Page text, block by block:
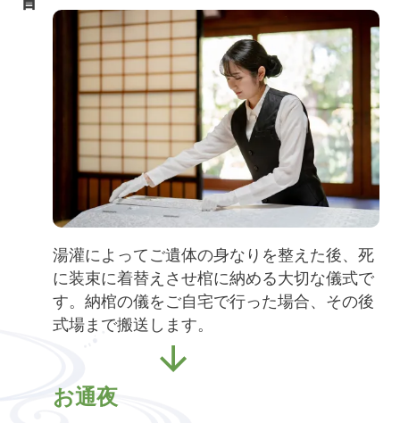
湯灌によってご遺体の身なりを整えた後、死
に装束に着替えさせ棺に納める大切な儀式で
す。納棺の儀をご自宅で行った場合、その後
式場まで搬送します。
お通夜